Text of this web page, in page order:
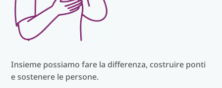
Insieme possiamo fare la differenza, costruire ponti
e sostenere le persone.